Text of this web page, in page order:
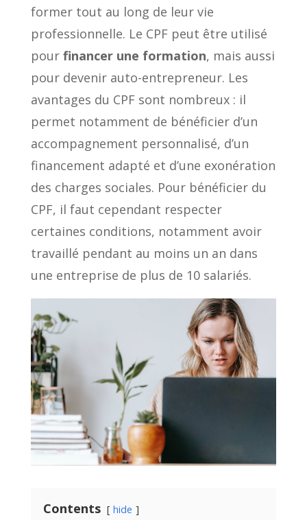
former tout au long de leur vie
professionnelle. Le CPF peut être utilisé
pour financer une formation, mais aussi
pour devenir auto-entrepreneur. Les
avantages du CPF sont nombreux : il
permet notamment de bénéficier d’un
accompagnement personnalisé, d’un
financement adapté et d’une exonération
des charges sociales. Pour bénéficier du
CPF, il faut cependant respecter
certaines conditions, notamment avoir
travaillé pendant au moins un an dans
une entreprise de plus de 10 salariés.
Contents hide